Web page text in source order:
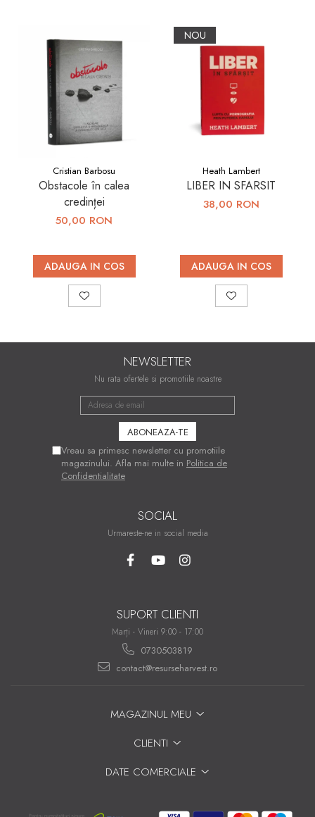
Cristian Barbosu
Obstacole în calea
credinței
50,00 RON
ADAUGA IN COS
NOU
Heath Lambert
LIBER IN SFARSIT
38,00 RON
ADAUGA IN COS
NEWSLETTER
Nu rata ofertele si promotiile noastre
Vreau sa primesc newsletter cu promotiile
magazinului. Afla mai multe in Politica de
Confidentialitate
SOCIAL
Urmareste-ne in social media
SUPORT CLIENTI
Marți - Vineri 9:00 - 17:00
0730503819
contact@resurseharvest.ro
MAGAZINUL MEU
CLIENTI
DATE COMERCIALE